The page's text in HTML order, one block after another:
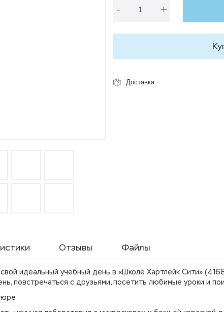
- +
Доставка
Отзывы Файлы
идеальный учебный день в «Школе Хартлейк Сити»
повстречаться с друзьями, посетить любимые уроки и